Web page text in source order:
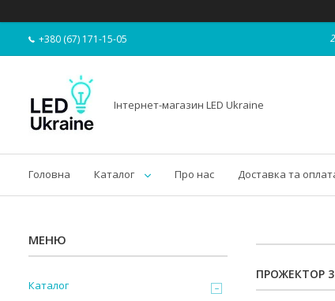
+380 (67) 171-15-05
Інтернет-магазин LED Ukraine
Головна Каталог Про нас Доставка та
ПРОЖЕКТОР
Каталог